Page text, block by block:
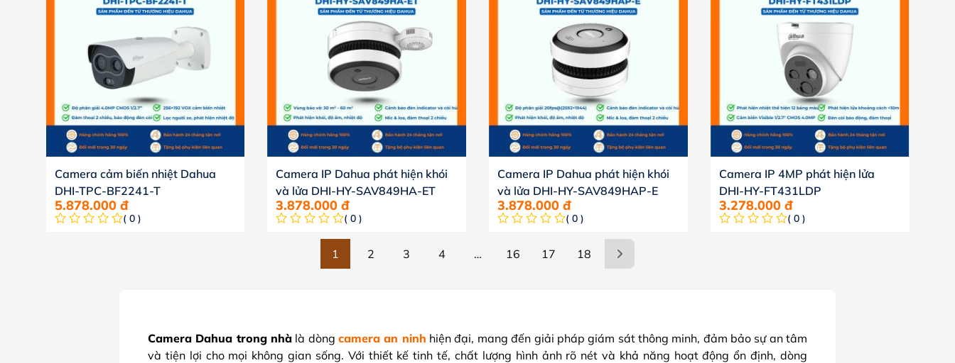
Camera cảm biến nhiệt Dahua
DHI-TPC-BF2241-T
5.878.000 đ
( 0 )
Camera IP Dahua phát hiện khói
và lửa DHI-HY-SAV849HA-ET
3.878.000đ
( 0 )
Camera IP Dahua phát hiện khói
và lửa DHI-HY-SAV849HAP-E
3.878.000 đ
( 0 )
Camera IP 4MP phát hiện lửa
DHI-HY-FT431LDP
3.278.000 đ
( 0 )
1 2 3 4 … 16 17 18
Camera Dahua trong nhà là dòngcamera an ninh hiện đại, mang đến giải pháp giám sát thông minh, đảm bảo sự an tâm
và tiện lợi cho mọi không gian sống. Với thiết kế tinh tế, chất lượng hình ảnh rõ nét và khả năng hoạt động ổn định, dòng